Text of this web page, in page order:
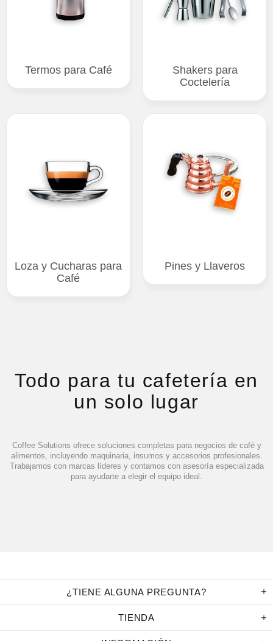
Termos para Café
Shakers para
Coctelería
Loza y Cucharas para
Café
Pines y Llaveros
Todo para tu cafetería en
un solo lugar
Coffee Solutions ofrece soluciones completas para negocios de café y
alimentos, incluyendo maquinaria, insumos y accesorios profesionales.
Trabajamos con marcas líderes y contamos con asesoría especializada
para ayudarte a elegir el equipo ideal.
¿TIENE ALGUNA PREGUNTA?
TIENDA